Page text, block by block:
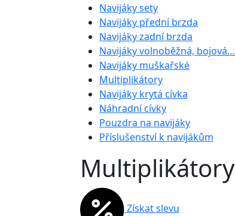
Navijáky sety
Navijáky přední brzda
Navijáky zadní brzda
Navijáky volnoběžná, bojová…
Navijáky muškařské
Multiplikátory
Navijáky krytá cívka
Náhradní cívky
Pouzdra na navijáky
Příslušenství k navijákům
Multiplikátory
Získat slevu